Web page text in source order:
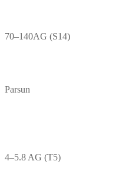
70–140AG (S14)
Parsun
4–5.8 AG (T5)